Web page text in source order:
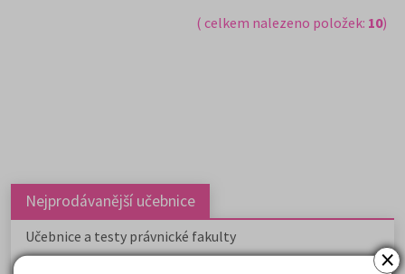
×
( celkem nalezeno položek: 10)
Nejprodávanější učebnice
Učebnice a testy právnické fakulty